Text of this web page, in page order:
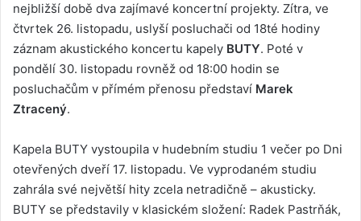
nejbližší době dva zajímavé koncertní projekty. Zítra, ve
čtvrtek 26. listopadu, uslyší posluchači od 18té hodiny
záznam akustického koncertu kapely BUTY. Poté v
pondělí 30. listopadu rovněž od 18:00 hodin se
posluchačům v přímém přenosu představí Marek
Ztracený.
Kapela BUTY vystoupila v hudebním studiu 1 večer po Dni
otevřených dveří 17. listopadu. Ve vyprodaném studiu
zahrála své největší hity zcela netradičně – akusticky.
BUTY se představily v klasickém složení: Radek Pastrňák,